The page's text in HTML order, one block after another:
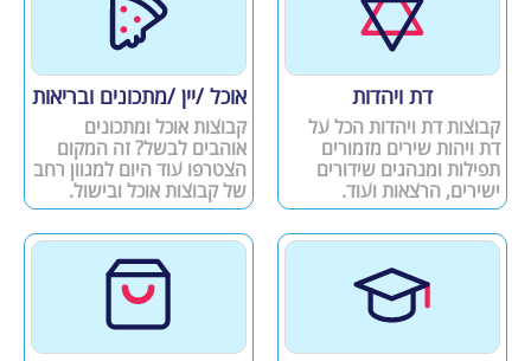
דת ויהדות
קבוצות דת ויהדות הכל על
דת ויהות שירים מזמורים
תפילות ומנהגים שידורים
ישירים, הרצאות ועוד.
אוכל /יין /מתכונים ובריאות
קבוצות אוכל ומתכונים
אוהבים לבשל? זה המקום
הצטרפו עוד היום למגוון רחב
של קבוצות אוכל ובישול.